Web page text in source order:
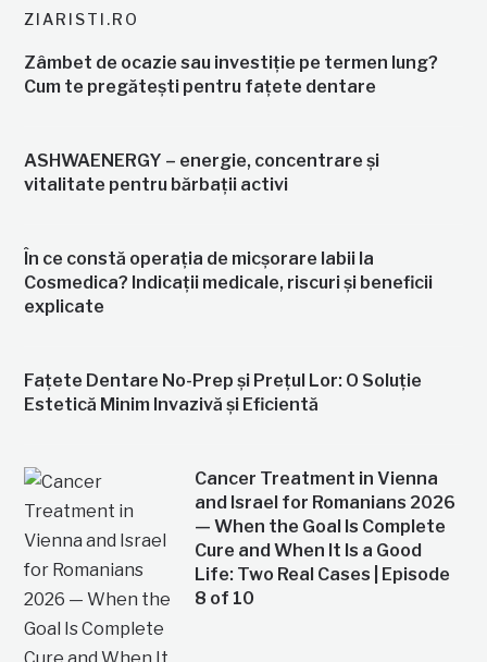
ZIARISTI.RO
Zâmbet de ocazie sau investiție pe termen lung?
Cum te pregătești pentru fațete dentare
ASHWAENERGY – energie, concentrare și
vitalitate pentru bărbații activi
În ce constă operația de micșorare labii la
Cosmedica? Indicații medicale, riscuri și beneficii
explicate
Fațete Dentare No-Prep și Prețul Lor: O Soluție
Estetică Minim Invazivă și Eficientă
Cancer Treatment in Vienna
and Israel for Romanians 2026
— When the Goal Is Complete
Cure and When It Is a Good
Life: Two Real Cases | Episode
8 of 10